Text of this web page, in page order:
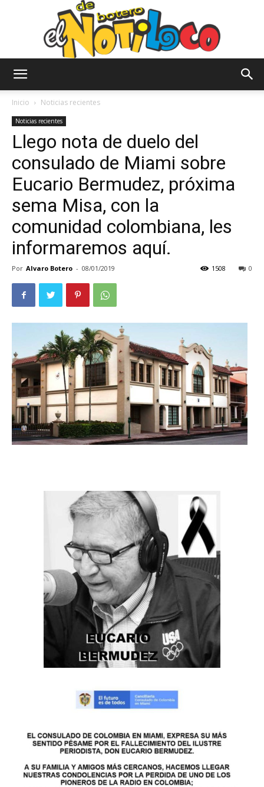
Notiloco
de
Botero
Inicio Noticias recientes
Noticias recientes
Llego nota de duelo del
consulado de Miami sobre
Eucario Bermudez, próxima
sema Misa, con la
comunidad colombiana, les
informaremos aquí.
Por Alvaro Botero - 08/01/2019 0
1508